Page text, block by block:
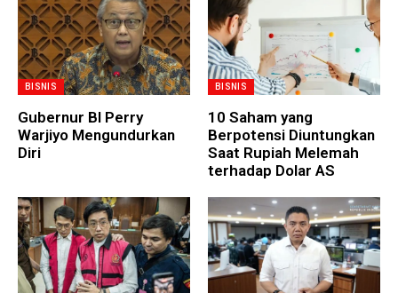
BISNIS
Gubernur BI Perry
Warjiyo Mengundurkan
Diri
BISNIS
10 Saham yang
Berpotensi Diuntungkan
Saat Rupiah Melemah
terhadap Dolar AS